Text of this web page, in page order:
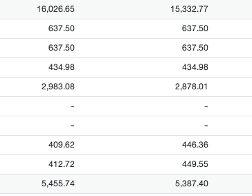
16,026.65 15,332.77
637.50 637.50
637.50 637.50
434.98 434.98
2,983.08 2,878.01
- -
- -
409.62 446.36
412.72 449.55
5,455.74 5,387.40